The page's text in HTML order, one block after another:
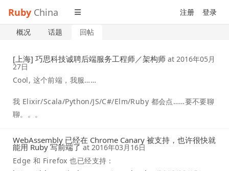
Ruby China 注册 登录
概况 话题 回帖
[上海] 巧思科技诚聘后端服务工程师／架构师 at 2016年05月
27日
Cool, 这个前端，我服……
我 Elixir/Scala/Python/JS/C#/Elm/Ruby 都会点……要不要聊
聊。。。
WebAssembly 已经在 Chrome Canary 被支持，也许很快就
能用 Ruby 写前端了 at 2016年03月16日
Edge 和 Firefox 也已经支持：